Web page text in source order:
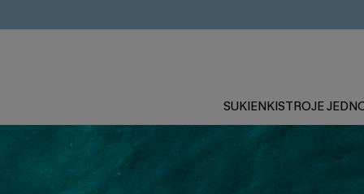
SUKIENKISTROJE